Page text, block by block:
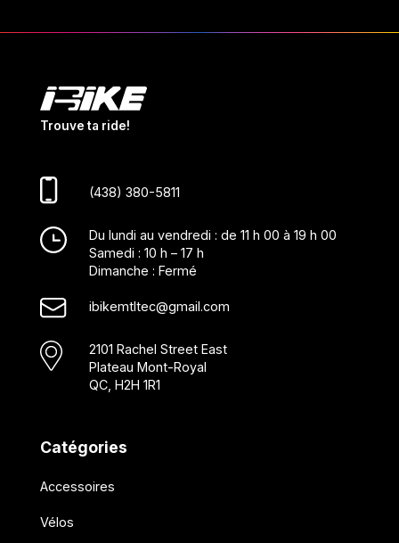
Trouve ta ride!
(438) 380-5811
Du lundi au vendredi : de 11 h 00 à 19 h 00
Samedi : 10 h – 17 h
Dimanche : Fermé
ibikemtltec@gmail.com
2101 Rachel Street East
Plateau Mont-Royal
QC, H2H 1R1
Catégories
Accessoires
Vélos